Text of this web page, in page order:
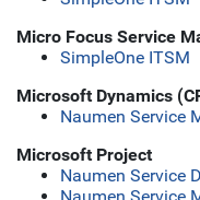
Micro Focus Service
SimpleOne ITSM
Microsoft Dynamics
Naumen Service
Microsoft Project
Naumen Service